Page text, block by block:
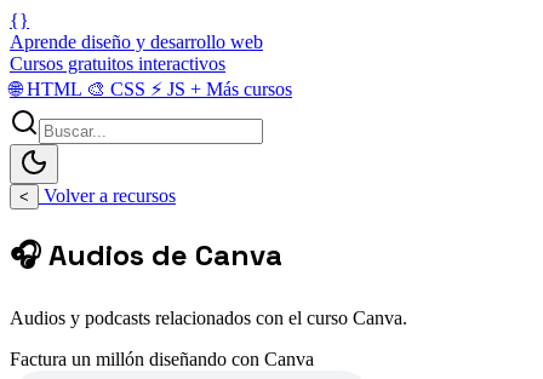
{}
Aprende diseño y desarrollo web
Cursos gratuitos interactivos
🌐HTML 🎨 CSS ⚡ JS + Más cursos
< Volver a recursos
🎧 Audios de Canva
Audios y podcasts relacionados con el curso Canva.
Factura un millón diseñando con Canva